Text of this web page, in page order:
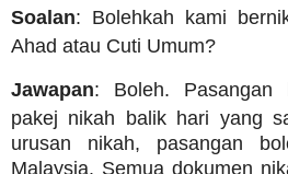
Soalan: Bolehkah kami
Ahad atau Cuti Umum?
Jawapan: Boleh. Pasangan
pakej nikah balik hari yang
urusan nikah, pasangan
Malaysia. Semua dokumen